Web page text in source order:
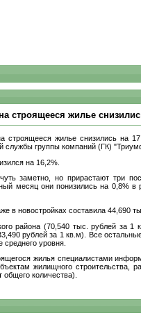
строящееся жилье
жилье снизились на
службы группы компаний (ГК)
на 16,2%.
заметно, но прирастают три
месяц они понизились на 0,8%
в новостройках составила 44,690
района (70,540 тыс. рублей за
рублей за 1 кв.м). Все
уровня.
жилья специалистами
жилищного строительства,
количества).